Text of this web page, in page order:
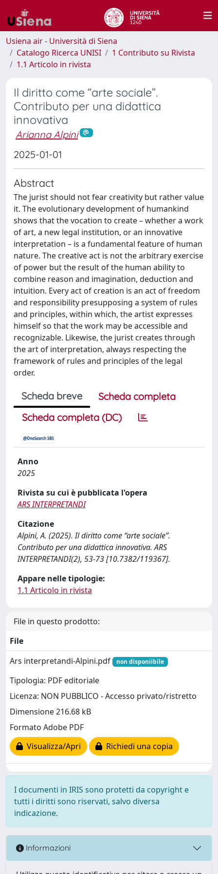
Usiena air - Università di Siena
Catalogo Ricerca UNISI
1 Contributo su Rivista
1.1 Articolo in rivista
Il diritto come “arte sociale”.
Contributo per una didattica
innovativa
Arianna Alpini
2025-01-01
Abstract
The jurist should not fear creativity but rather value
it. The evolutionary development of humankind
shows that the vocation to create – whether a work
of art, a new legal institution, or an innovative
interpretation – is a fundamental feature of human
nature. The creative act is not the arbitrary exercise
of power but the result of the human ability to
combine reason and imagination, deduction and
intuition. Every act of creation is an act of freedom
and responsibility presupposing a system of rules
and principles, within which, the artist expresses
himself so that the work may be accessible and
recognizable. Likewise, the jurist creates through
the art of interpretation, always respecting the
framework of rules and principles of the legal
order.
Scheda breve
Scheda completa
Scheda completa (DC)
Anno
2025
Rivista su cui è pubblicata l'opera
ARS INTERPRETANDI
Citazione
Alpini, A. (2025). Il diritto come “arte sociale”.
Contributo per una didattica innovativa. ARS
INTERPRETANDI(2), 53-73 [10.7382/119367].
Appare nelle tipologie:
1.1 Articolo in rivista
File in questo prodotto:
File
Ars interpretandi-Alpini.pdf
non disponiibile
Tipologia: PDF editoriale
Licenza: NON PUBBLICO - Accesso privato/ristretto
Dimensione 216.68 kB
Formato Adobe PDF
Visualizza/Apri
Richiedi una copia
I documenti in IRIS sono protetti da copyright e
tutti i diritti sono riservati, salvo diversa
indicazione.
Informazioni